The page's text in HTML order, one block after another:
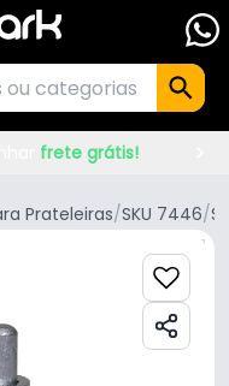
frete grátis!
Prateleiras/SKU 7446/